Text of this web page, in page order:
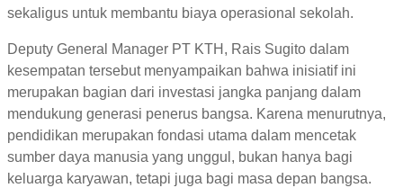
sekaligus untuk membantu biaya operasional sekolah.
Deputy General Manager PT KTH, Rais Sugito dalam
kesempatan tersebut menyampaikan bahwa inisiatif ini
merupakan bagian dari investasi jangka panjang dalam
mendukung generasi penerus bangsa. Karena menurutnya,
pendidikan merupakan fondasi utama dalam mencetak
sumber daya manusia yang unggul, bukan hanya bagi
keluarga karyawan, tetapi juga bagi masa depan bangsa.